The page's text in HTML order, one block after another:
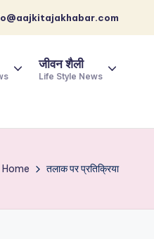
जीवन शैली
Life Style News
Home तलाक पर प्रतिक्रिया